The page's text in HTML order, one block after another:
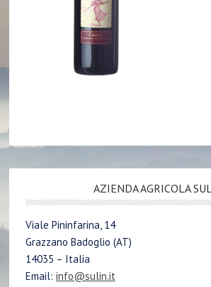
AZIENDA AGRICOLA
Viale Pininfarina, 14
Grazzano Badoglio (AT)
14035 – Italia
Email: info@sulin.it